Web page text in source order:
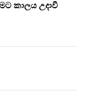
කාලය උදාවී